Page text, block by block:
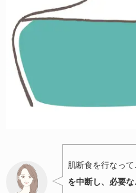
肌断食を行なって
を中断し、必要